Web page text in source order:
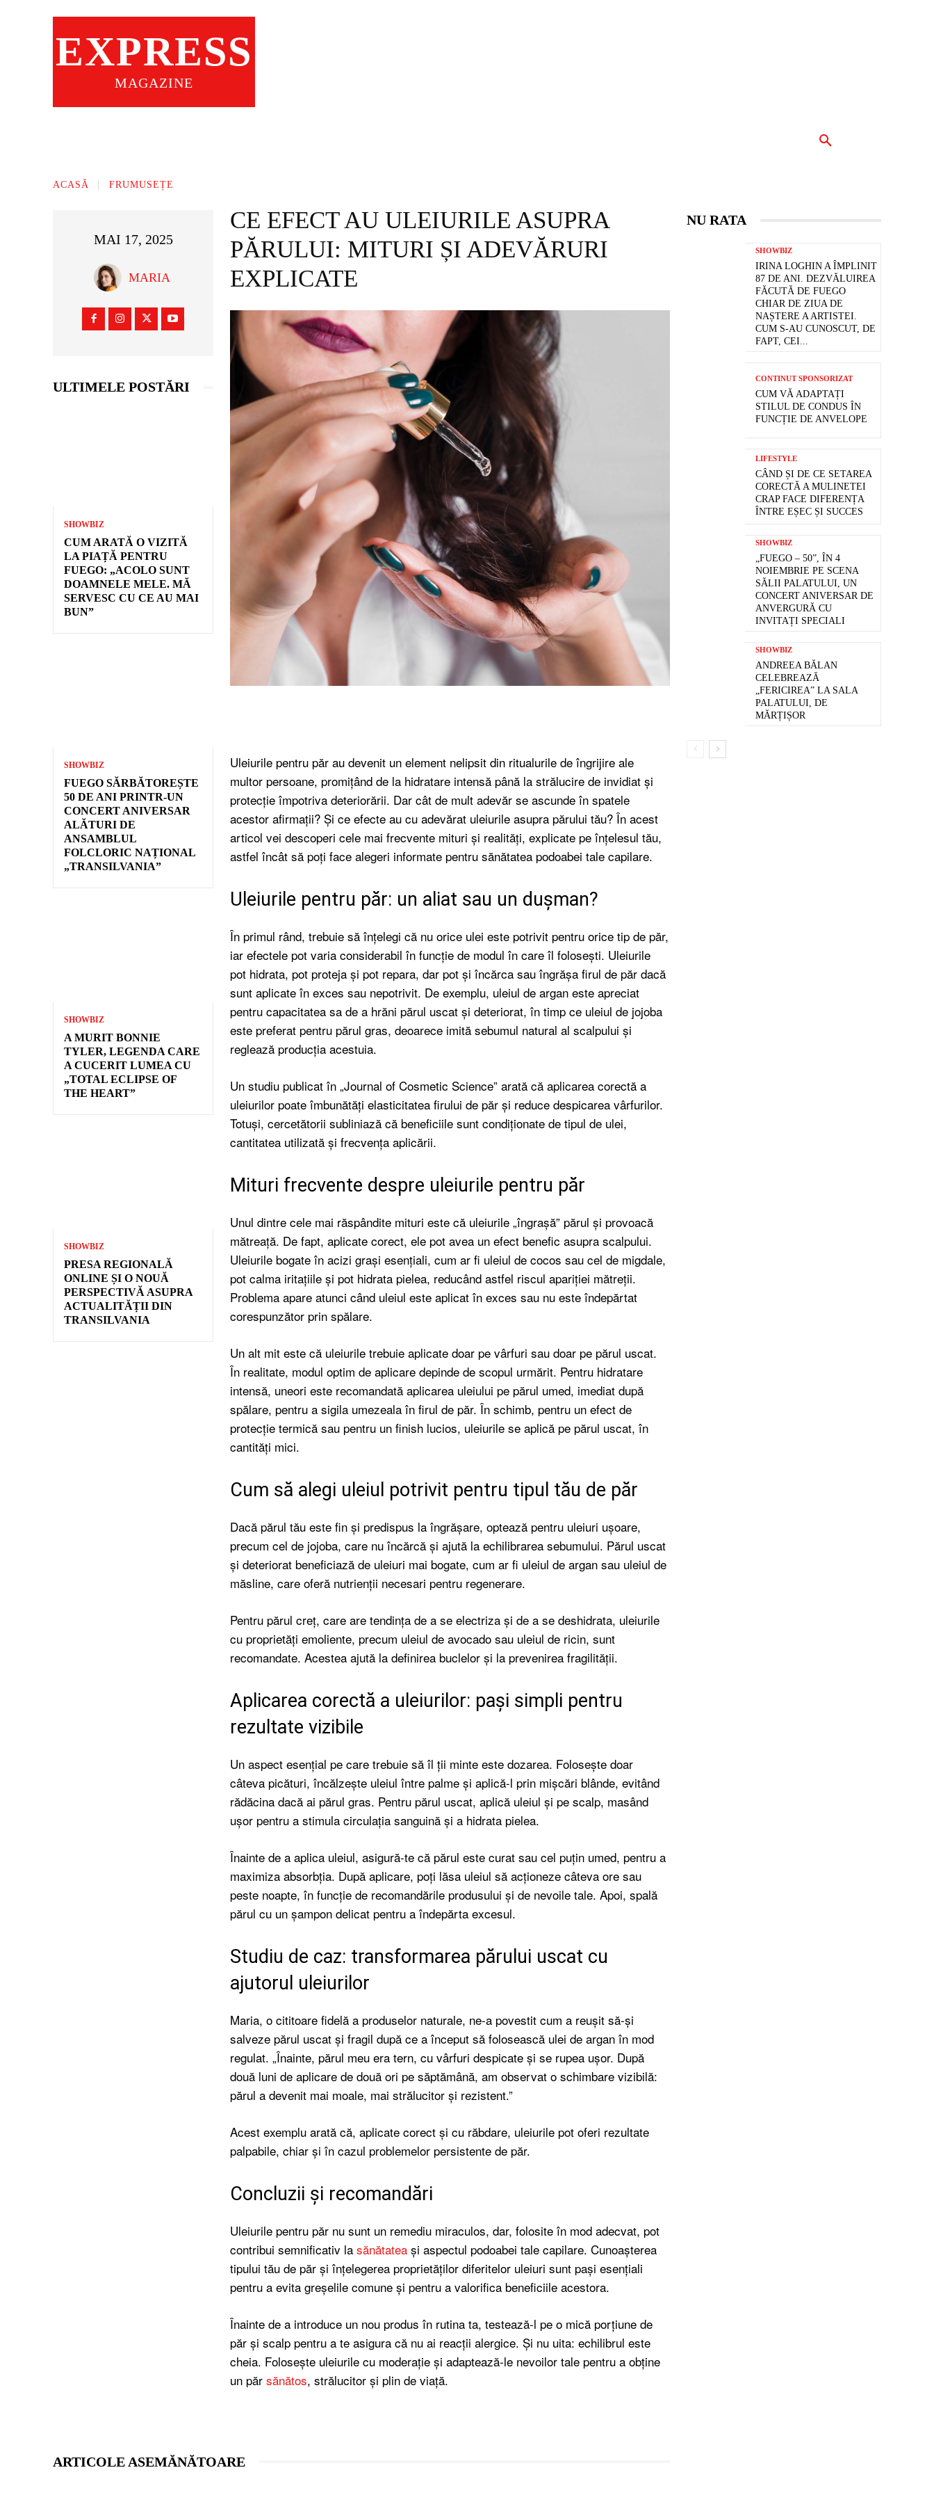
EXPRESS
MAGAZINE
ACASĂ FRUMUSEȚE
MAI 17, 2025
MARIA
ULTIMELE POSTĂRI
SHOWBIZ
CUM ARATĂ O VIZITĂ
LA PIAȚĂ PENTRU
FUEGO: „ACOLO SUNT
DOAMNELE MELE. MĂ
SERVESC CU CE AU MAI
BUN”
SHOWBIZ
FUEGO SĂRBĂTOREȘTE
50 DE ANI PRINTR-UN
CONCERT ANIVERSAR
ALĂTURI DE
ANSAMBLUL
FOLCLORIC NAȚIONAL
„TRANSILVANIA”
SHOWBIZ
A MURIT BONNIE
TYLER, LEGENDA CARE
A CUCERIT LUMEA CU
„TOTAL ECLIPSE OF
THE HEART”
SHOWBIZ
PRESA REGIONALĂ
ONLINE ȘI O NOUĂ
PERSPECTIVĂ ASUPRA
ACTUALITĂȚII DIN
TRANSILVANIA
CE EFECT AU ULEIURILE ASUPRA
PĂRULUI: MITURI ȘI ADEVĂRURI
EXPLICATE
Uleiurile pentru păr au devenit un element nelipsit din ritualurile de îngrijire ale
multor persoane, promițând de la hidratare intensă până la strălucire de invidiat și
protecție împotriva deteriorării. Dar cât de mult adevăr se ascunde în spatele
acestor afirmații? Și ce efecte au cu adevărat uleiurile asupra părului tău? În acest
articol vei descoperi cele mai frecvente mituri și realități, explicate pe înțelesul tău,
astfel încât să poți face alegeri informate pentru sănătatea podoabei tale capilare.
Uleiurile pentru păr: un aliat sau un dușman?
În primul rând, trebuie să înțelegi că nu orice ulei este potrivit pentru orice tip de păr,
iar efectele pot varia considerabil în funcție de modul în care îl folosești. Uleiurile
pot hidrata, pot proteja și pot repara, dar pot și încărca sau îngrășa firul de păr dacă
sunt aplicate în exces sau nepotrivit. De exemplu, uleiul de argan este apreciat
pentru capacitatea sa de a hrăni părul uscat și deteriorat, în timp ce uleiul de jojoba
este preferat pentru părul gras, deoarece imită sebumul natural al scalpului și
reglează producția acestuia.
Un studiu publicat în „Journal of Cosmetic Science” arată că aplicarea corectă a
uleiurilor poate îmbunătăți elasticitatea firului de păr și reduce despicarea vârfurilor.
Totuși, cercetătorii subliniază că beneficiile sunt condiționate de tipul de ulei,
cantitatea utilizată și frecvența aplicării.
Mituri frecvente despre uleiurile pentru păr
Unul dintre cele mai răspândite mituri este că uleiurile „îngrașă” părul și provoacă
mătreață. De fapt, aplicate corect, ele pot avea un efect benefic asupra scalpului.
Uleiurile bogate în acizi grași esențiali, cum ar fi uleiul de cocos sau cel de migdale,
pot calma iritațiile și pot hidrata pielea, reducând astfel riscul apariției mătreții.
Problema apare atunci când uleiul este aplicat în exces sau nu este îndepărtat
corespunzător prin spălare.
Un alt mit este că uleiurile trebuie aplicate doar pe vârfuri sau doar pe părul uscat.
În realitate, modul optim de aplicare depinde de scopul urmărit. Pentru hidratare
intensă, uneori este recomandată aplicarea uleiului pe părul umed, imediat după
spălare, pentru a sigila umezeala în firul de păr. În schimb, pentru un efect de
protecție termică sau pentru un finish lucios, uleiurile se aplică pe părul uscat, în
cantități mici.
Cum să alegi uleiul potrivit pentru tipul tău de păr
Dacă părul tău este fin și predispus la îngrășare, optează pentru uleiuri ușoare,
precum cel de jojoba, care nu încărcă și ajută la echilibrarea sebumului. Părul uscat
și deteriorat beneficiază de uleiuri mai bogate, cum ar fi uleiul de argan sau uleiul de
măsline, care oferă nutrienții necesari pentru regenerare.
Pentru părul creț, care are tendința de a se electriza și de a se deshidrata, uleiurile
cu proprietăți emoliente, precum uleiul de avocado sau uleiul de ricin, sunt
recomandate. Acestea ajută la definirea buclelor și la prevenirea fragilității.
Aplicarea corectă a uleiurilor: pași simpli pentru
rezultate vizibile
Un aspect esențial pe care trebuie să îl ții minte este dozarea. Folosește doar
câteva picături, încălzește uleiul între palme și aplică-l prin mișcări blânde, evitând
rădăcina dacă ai părul gras. Pentru părul uscat, aplică uleiul și pe scalp, masând
ușor pentru a stimula circulația sanguină și a hidrata pielea.
Înainte de a aplica uleiul, asigură-te că părul este curat sau cel puțin umed, pentru a
maximiza absorbția. După aplicare, poți lăsa uleiul să acționeze câteva ore sau
peste noapte, în funcție de recomandările produsului și de nevoile tale. Apoi, spală
părul cu un șampon delicat pentru a îndepărta excesul.
Studiu de caz: transformarea părului uscat cu
ajutorul uleiurilor
Maria, o cititoare fidelă a produselor naturale, ne-a povestit cum a reușit să-și
salveze părul uscat și fragil după ce a început să folosească ulei de argan în mod
regulat. „Înainte, părul meu era tern, cu vârfuri despicate și se rupea ușor. După
două luni de aplicare de două ori pe săptămână, am observat o schimbare vizibilă:
părul a devenit mai moale, mai strălucitor și rezistent.”
Acest exemplu arată că, aplicate corect și cu răbdare, uleiurile pot oferi rezultate
palpabile, chiar și în cazul problemelor persistente de păr.
Concluzii și recomandări
Uleiurile pentru păr nu sunt un remediu miraculos, dar, folosite în mod adecvat, pot
contribui semnificativ lasănătatea și aspectul podoabei tale capilare. Cunoașterea
tipului tău de păr și înțelegerea proprietăților diferitelor uleiuri sunt pași esențiali
pentru a evita greșelile comune și pentru a valorifica beneficiile acestora.
Înainte de a introduce un nou produs în rutina ta, testează-l pe o mică porțiune de
păr și scalp pentru a te asigura că nu ai reacții alergice. Și nu uita: echilibrul este
cheia. Folosește uleiurile cu moderație și adaptează-le nevoilor tale pentru a obține
un părsănătos, strălucitor și plin de viață.
ARTICOLE ASEMĂNĂTOARE
NU RATA
SHOWBIZ
IRINA LOGHIN A ÎMPLINIT
87 DE ANI. DEZVĂLUIREA
FĂCUTĂ DE FUEGO
CHIAR DE ZIUA DE
NAȘTERE A ARTISTEI.
CUM S-AU CUNOSCUT, DE
FAPT, CEI...
CONTINUT SPONSORIZAT
CUM VĂ ADAPTAȚI
STILUL DE CONDUS ÎN
FUNCȚIE DE ANVELOPE
LIFESTYLE
CÂND ȘI DE CE SETAREA
CORECTĂ A MULINETEI
CRAP FACE DIFERENȚA
ÎNTRE EȘEC ȘI SUCCES
SHOWBIZ
„FUEGO – 50”, ÎN 4
NOIEMBRIE PE SCENA
SĂLII PALATULUI, UN
CONCERT ANIVERSAR DE
ANVERGURĂ CU
INVITAȚI SPECIALI
SHOWBIZ
ANDREEA BĂLAN
CELEBREAZĂ
„FERICIREA” LA SALA
PALATULUI, DE
MĂRȚIȘOR